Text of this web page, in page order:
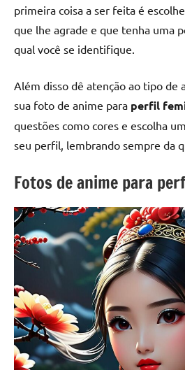
primeira coisa a ser feita é
que lhe agrade e que tenha uma
qual você se identifique.
Além disso dê atenção ao tipo de
sua foto de anime para perfil
questões como cores e escolha
seu perfil, lembrando sempre da
Fotos de anime para